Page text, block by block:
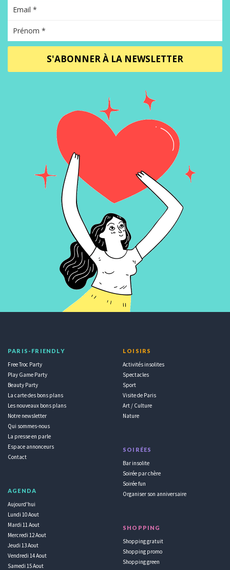
S'ABONNER À LA NEWSLETTER
PARIS-FRIENDLY
Free Troc Party
Play Game Party
Beauty Party
La carte des bons plans
Les nouveaux bons plans
Notre newsletter
Qui sommes-nous
La presse en parle
Espace annonceurs
Contact
AGENDA
Aujourd'hui
Lundi 10 Aout
Mardi 11 Aout
Mercredi 12 Aout
Jeudi 13 Aout
Vendredi 14 Aout
Samedi 15 Aout
LOISIRS
Activités insolites
Spectacles
Sport
Visite de Paris
Art / Culture
Nature
SOIRÉES
Bar insolite
Soirée par chère
Soirée fun
Organiser son anniversaire
SHOPPING
Shopping gratuit
Shopping promo
Shopping green